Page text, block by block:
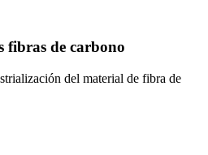
fibras de carbono
del material de fibra de